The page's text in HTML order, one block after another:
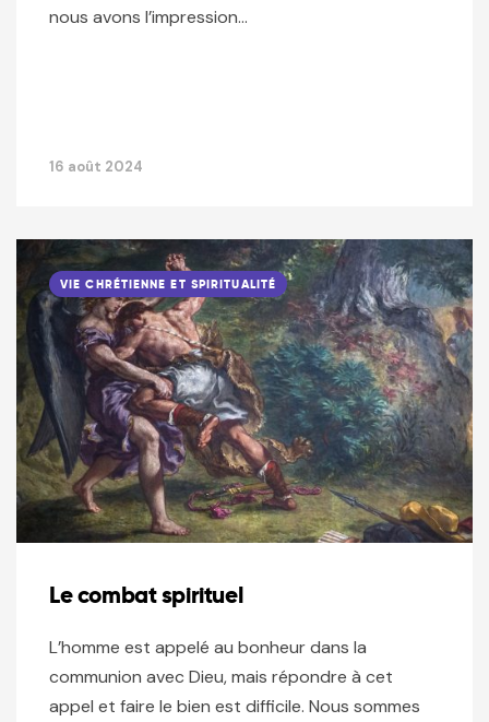
nous avons l’impression…
16 août 2024
VIE CHRÉTIENNE ET SPIRITUALITÉ
Le combat spirituel
L’homme est appelé au bonheur dans la
communion avec Dieu, mais répondre à cet
appel et faire le bien est difficile. Nous sommes